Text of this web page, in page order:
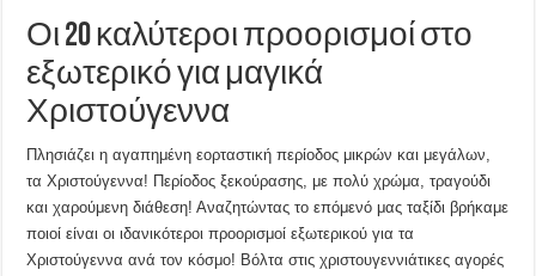
Οι 20 καλύτεροι προορισμοί στο
εξωτερικό για μαγικά
Χριστούγεννα
Πλησιάζει η αγαπημένη εορταστική περίοδος μικρών και μεγάλων,
τα Χριστούγεννα! Περίοδος ξεκούρασης, με πολύ χρώμα, τραγούδι
και χαρούμενη διάθεση! Αναζητώντας το επόμενό μας ταξίδι βρήκαμε
ποιοί είναι οι ιδανικότεροι προορισμοί εξωτερικού για τα
Χριστούγεννα ανά τον κόσμο! Βόλτα στις χριστουγεννιάτικες αγορές